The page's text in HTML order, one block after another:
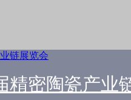
精密陶瓷产业